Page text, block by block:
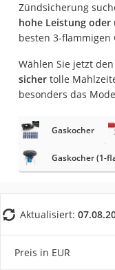
Zündsicherung
hohe Leistung oder
besten 3-flammigen
Wählen Sie jetzt
sichertolle
besonders das
Gaskocher
Gaskocher (1-
Aktualisiert:
Preis in EUR